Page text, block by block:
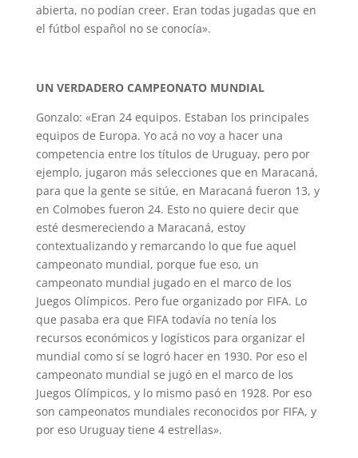
abierta, no podían creer. Eran todas jugadas que en
el fútbol español no se conocía».
UN VERDADERO CAMPEONATO MUNDIAL
Gonzalo: «Eran 24 equipos. Estaban los principales
equipos de Europa. Yo acá no voy a hacer una
competencia entre los títulos de Uruguay, pero por
ejemplo, jugaron más selecciones que en Maracaná,
para que la gente se sitúe, en Maracaná fueron 13, y
en Colmobes fueron 24. Esto no quiere decir que
esté desmereciendo a Maracaná, estoy
contextualizando y remarcando lo que fue aquel
campeonato mundial, porque fue eso, un
campeonato mundial jugado en el marco de los
Juegos Olímpicos. Pero fue organizado por FIFA. Lo
que pasaba era que FIFA todavía no tenía los
recursos económicos y logísticos para organizar el
mundial como sí se logró hacer en 1930. Por eso el
campeonato mundial se jugó en el marco de los
Juegos Olímpicos, y lo mismo pasó en 1928. Por eso
son campeonatos mundiales reconocidos por FIFA, y
por eso Uruguay tiene 4 estrellas».